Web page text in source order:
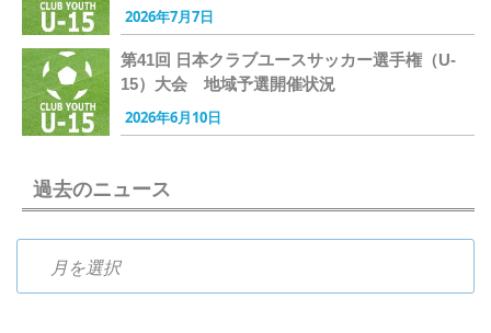
2026年7月7日
第41回 日本クラブユースサッカー選手権（U-
15）大会 地域予選開催状況
2026年6月10日
過去のニュース